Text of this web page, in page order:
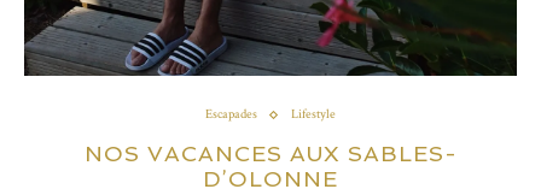
Escapades Lifestyle
NOS VACANCES AUX SABLES-
D’OLONNE